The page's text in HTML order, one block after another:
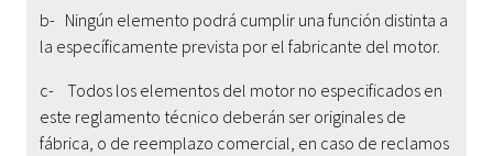
b- Ningún elemento podrá cumplir una función distinta a
la específicamente prevista por el fabricante del motor.
c- Todos los elementos del motor no especificados en
este reglamento técnico deberán ser originales de
fábrica, o de reemplazo comercial, en caso de reclamos